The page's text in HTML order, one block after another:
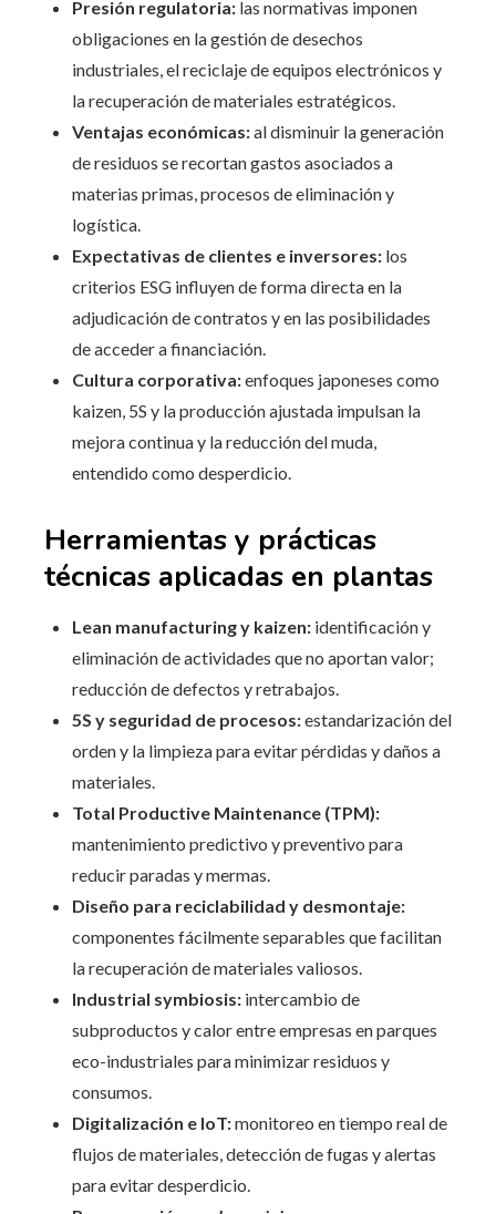
Presión regulatoria: las normativas imponen
obligaciones en la gestión de desechos
industriales, el reciclaje de equipos electrónicos y
la recuperación de materiales estratégicos.
Ventajas económicas:al disminuir la generación
de residuos se recortan gastos asociados a
materias primas, procesos de eliminación y
logística.
Expectativas de clientes e inversores: los
criterios ESG influyen de forma directa en la
adjudicación de contratos y en las posibilidades
de acceder a financiación.
Cultura corporativa:enfoques japoneses como
kaizen, 5S y la producción ajustada impulsan la
mejora continua y la reducción del muda,
entendido como desperdicio.
Herramientas y prácticas
técnicas aplicadas en plantas
Lean manufacturing y kaizen: identificación y
eliminación de actividades que no aportan valor;
reducción de defectos y retrabajos.
5S y seguridad de procesos:estandarización del
orden y la limpieza para evitar pérdidas y daños a
materiales.
Total Productive Maintenance (TPM):
mantenimiento predictivo y preventivo para
reducir paradas y mermas.
Diseño para reciclabilidad y desmontaje:
componentes fácilmente separables que facilitan
la recuperación de materiales valiosos.
Industrial symbiosis: intercambio de
subproductos y calor entre empresas en parques
eco-industriales para minimizar residuos y
consumos.
Digitalización e IoT:monitoreo en tiempo real de
flujos de materiales, detección de fugas y alertas
para evitar desperdicio.